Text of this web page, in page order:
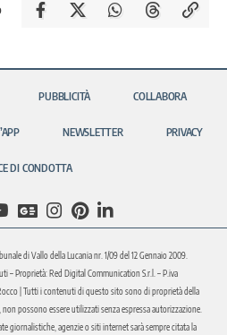
PUBBLICITÀ COLLABORA
NEWSLETTER PRIVACY
DI CONDOTTA
di Vallo della Lucania nr. 1/09 del 12 Gennaio 2009.
– Proprietà: Red Digital Communication S.r.l. – P.iva
| Tutti i contenuti di questo sito sono di proprietà della
possono essere utilizzati senza espressa autorizzazione.
giornalistiche, agenzie o siti internet sarà sempre citata la